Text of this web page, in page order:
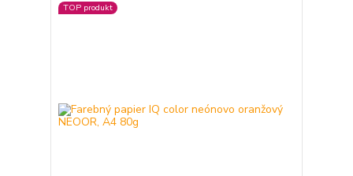
TOP produkt